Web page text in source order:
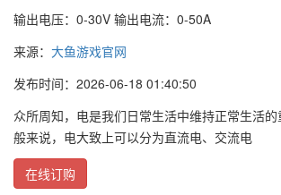
输出电压：0-30V 输出电流：0-50A
来源： 大鱼游戏官网
发布时间：2026-06-18 01:40:50
众所周知，电是我们日常生活中维持正常生活
般来说，电大致上可以分为直流电、交流电
在线订购